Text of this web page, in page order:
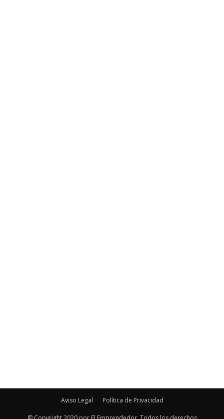
Aviso Legal Política de Privacidad